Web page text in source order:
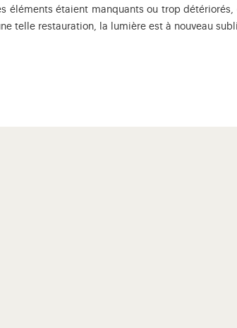
éléments étaient manquants ou trop détériorés,
telle restauration, la lumière est à nouveau